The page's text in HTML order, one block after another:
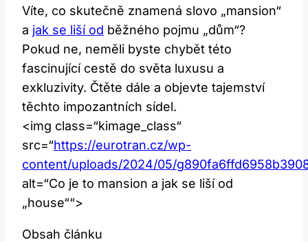
Víte, co skutečně znamená slovo „mansion“
a jak se liší od běžného pojmu „dům“?
Pokud ne, neměli byste chybět této
fascinující cestě do světa luxusu a
exkluzivity. Čtěte dále a objevte tajemství
těchto impozantních sídel.
<img class=“kimage_class“
src=“https://eurotran.cz/wp-
content/uploads/2024/05/
alt=“Co je to mansion a jak se liší od
„house““>
Obsah článku